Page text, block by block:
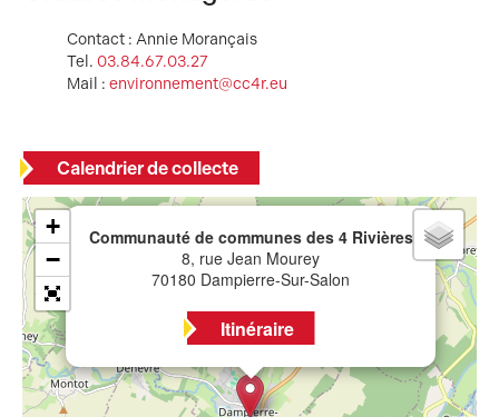
Contact : Annie Morançais
Tel. 03.84.67.03.27
Mail : environnement@cc4r.eu
Calendrier de collecte
Communauté de communes des 4 Rivières
8, rue Jean Mourey
70180 Dampierre-Sur-Salon
Itinéraire
+
−